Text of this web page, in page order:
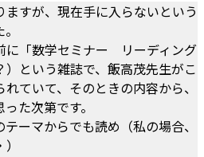
すが、現在手に入らないという
に「数学セミナー リーディング
という雑誌で、飯高茂先生がこ
ていて、そのときの内容から、
た次第です。
ーマからでも読め（私の場合、